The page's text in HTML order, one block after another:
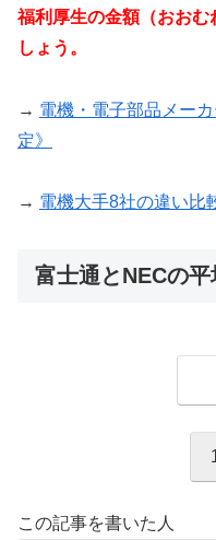
福利厚生の金額（おおむ
しょう。
→ 電機・電子部品メー
定》
→ 電機大手8社の違い
富士通とNECの
この記事を書いた人